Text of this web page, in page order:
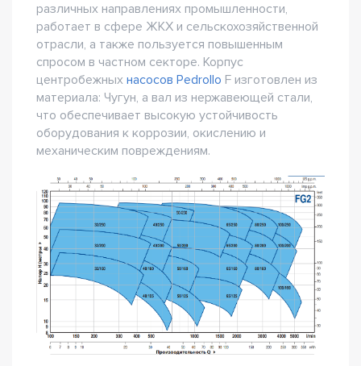
различных направлениях промышленности,
работает в сфере ЖКХ и сельскохозяйственной
отрасли, а также пользуется повышенным
спросом в частном секторе. Корпус
центробежных насосов Pedrollo F изготовлен из
материала: Чугун, а вал из нержавеющей стали,
что обеспечивает высокую устойчивость
оборудования к коррозии, окислению и
механическим повреждениям.